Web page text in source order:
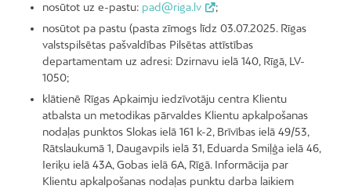
nosūtot uz e-pastu: pad@riga.lv
;
nosūtot pa pastu (pasta zīmogs līdz 03.07.2025. Rīgas
valstspilsētas pašvaldības Pilsētas attīstības
departamentam uz adresi: Dzirnavu ielā 140, Rīgā, LV-
1050;
klātienē Rīgas Apkaimju iedzīvotāju centra Klientu
atbalsta un metodikas pārvaldes Klientu apkalpošanas
nodaļas punktos Slokas ielā 161 k-2, Brīvības ielā 49/53,
Rātslaukumā 1, Daugavpils ielā 31, Eduarda Smiļģa ielā 46,
Ieriķu ielā 43A, Gobas ielā 6A, Rīgā. Informācija par
Klientu apkalpošanas nodaļas punktu darba laikiem